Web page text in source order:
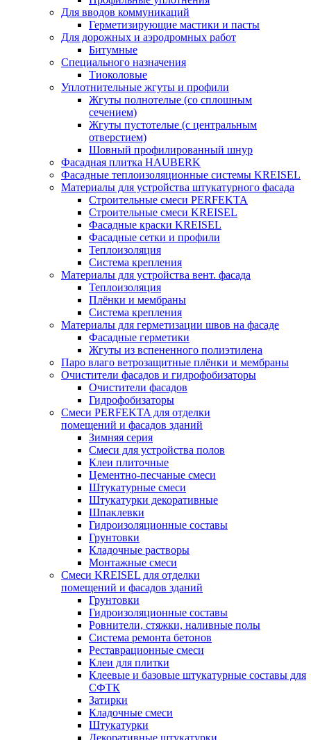
Для вводов коммуникаций
Герметизирующие мастики и пасты
Для дорожных и аэродромных работ
Битумные
Специального назначения
Тиоколовые
Уплотнительные жгуты и профили
Жгуты полнотелые (со сплошным
сечением)
Жгуты пустотелые (с центральным
отверстием)
Шовный профилированный шнур
Фасадная плитка HAUBERK
Фасадные теплоизоляционные системы KREISEL
Материалы для устройства штукатурного фасада
Строительные смеси PERFEKTA
Строительные смеси KREISEL
Фасадные краски KREISEL
Фасадные сетки и профили
Теплоизоляция
Система крепления
Материалы для устройства вент. фасада
Теплоизоляция
Плёнки и мембраны
Система крепления
Материалы для герметизации швов на фасаде
Фасадные герметики
Жгуты из вспененного полиэтилена
Паро влаго ветрозащитные плёнки и мембраны
Очистители фасадов и гидрофобизаторы
Очистители фасадов
Гидрофобизаторы
Смеси PERFEKTA для отделки
помещений и фасадов зданий
Зимняя серия
Смеси для устройства полов
Клеи плиточные
Цементно-песчаные смеси
Штукатурные смеси
Штукатурки декоративные
Шпаклевки
Гидроизоляционные составы
Грунтовки
Кладочные растворы
Монтажные смеси
Смеси KREISEL для отделки
помещений и фасадов зданий
Грунтовки
Гидроизоляционные составы
Ровнители, стяжки, наливные полы
Cистема ремонта бетонов
Реставрационные смеси
Клеи для плитки
Клеевые и базовые штукатурные составы для
СФТК
Затирки
Кладочные смеси
Штукатурки
Декоративные штукатурки